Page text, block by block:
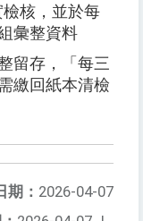
檢核，並於每
彙整資料
留存，「每三
繳回紙本清檢
期： 2026-04-07